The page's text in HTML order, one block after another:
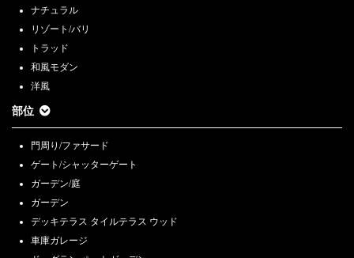
ナチュラル
リゾート/バリ
トラッド
和風モダン
洋風
部位
門周り/ファサード
ゲート/シャッターゲート
ガーデン/庭
ガーデン
デッキテラス タイルテラス ウッド
車庫ガレージ